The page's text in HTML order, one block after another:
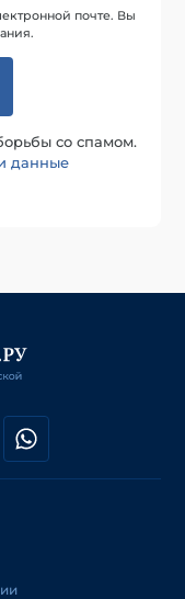
почте. Вы
со спамом.
данные